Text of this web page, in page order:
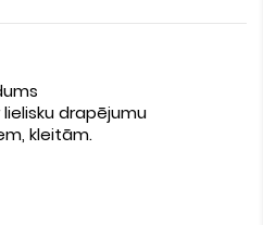
drapējumu
kleitām.